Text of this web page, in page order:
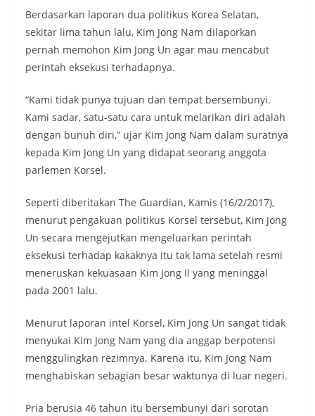
Berdasarkan laporan dua politikus Korea Selatan,
sekitar lima tahun lalu, Kim Jong Nam dilaporkan
pernah memohon Kim Jong Un agar mau mencabut
perintah eksekusi terhadapnya.
“Kami tidak punya tujuan dan tempat bersembunyi.
Kami sadar, satu-satu cara untuk melarikan diri adalah
dengan bunuh diri,” ujar Kim Jong Nam dalam suratnya
kepada Kim Jong Un yang didapat seorang anggota
parlemen Korsel.
Seperti diberitakan The Guardian, Kamis (16/2/2017),
menurut pengakuan politikus Korsel tersebut, Kim Jong
Un secara mengejutkan mengeluarkan perintah
eksekusi terhadap kakaknya itu tak lama setelah resmi
meneruskan kekuasaan Kim Jong Il yang meninggal
pada 2001 lalu.
Menurut laporan intel Korsel, Kim Jong Un sangat tidak
menyukai Kim Jong Nam yang dia anggap berpotensi
menggulingkan rezimnya. Karena itu, Kim Jong Nam
menghabiskan sebagian besar waktunya di luar negeri.
Pria berusia 46 tahun itu bersembunyi dari sorotan